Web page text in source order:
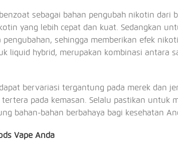
sebagai bahan pengubah nikotin dari
yang lebih cepat dan kuat. Sedangkan
sehingga memberikan efek
liquid hybrid, merupakan kombinasi antara
bervariasi tergantung pada merek dan
pada kemasan. Selalu pastikan untuk
bahan-bahan berbahaya bagi kesehatan
Vape Anda